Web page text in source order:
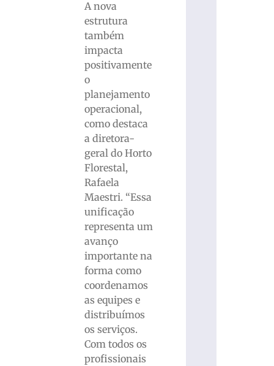
A nova
estrutura
também
impacta
positivamente
o
planejamento
operacional,
como destaca
a diretora-
geral do Horto
Florestal,
Rafaela
Maestri. “Essa
unificação
representa um
avanço
importante na
forma como
coordenamos
as equipes e
distribuímos
os serviços.
Com todos os
profissionais